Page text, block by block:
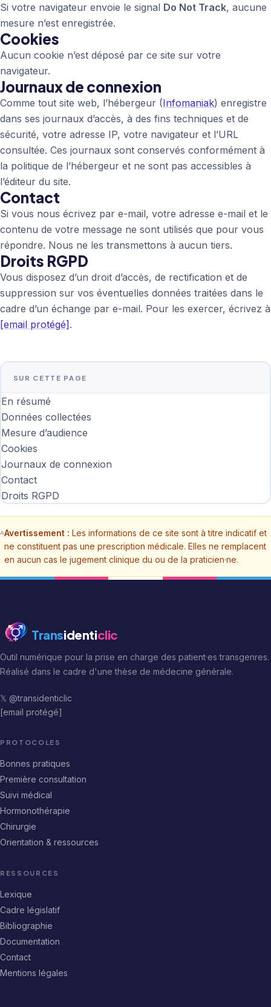
Si votre navigateur envoie le signal Do Not Track, aucune
mesure n’est enregistrée.
Cookies
Aucun cookie n’est déposé par ce site sur votre
navigateur.
Journaux de connexion
Comme tout site web, l’hébergeur (Infomaniak) enregistre
dans ses journaux d’accès, à des fins techniques et de
sécurité, votre adresse IP, votre navigateur et l’URL
consultée. Ces journaux sont conservés conformément à
la politique de l’hébergeur et ne sont pas accessibles à
l’éditeur du site.
Contact
Si vous nous écrivez par e-mail, votre adresse e-mail et le
contenu de votre message ne sont utilisés que pour vous
répondre. Nous ne les transmettons à aucun tiers.
Droits RGPD
Vous disposez d’un droit d’accès, de rectification et de
suppression sur vos éventuelles données traitées dans le
cadre d’un échange par e-mail. Pour les exercer, écrivez à
[email protégé] .
SUR CETTE PAGE
En résumé
Données collectées
Mesure d’audience
Cookies
Journaux de connexion
Contact
Droits RGPD
Avertissement : Les informations de ce site sont à titre indicatif et
ne constituent pas une prescription médicale. Elles ne remplacent
en aucun cas le jugement clinique du ou de la praticien·ne.
Transidenticlic
Outil numérique pour la prise en charge des patient·es transgenres.
Réalisé dans le cadre d'une thèse de médecine générale.
𝕏 @transidenticlic
[email protégé]
PROTOCOLES
Bonnes pratiques
Première consultation
Suivi médical
Hormonothérapie
Chirurgie
Orientation & ressources
RESSOURCES
Lexique
Cadre législatif
Bibliographie
Documentation
Contact
Mentions légales